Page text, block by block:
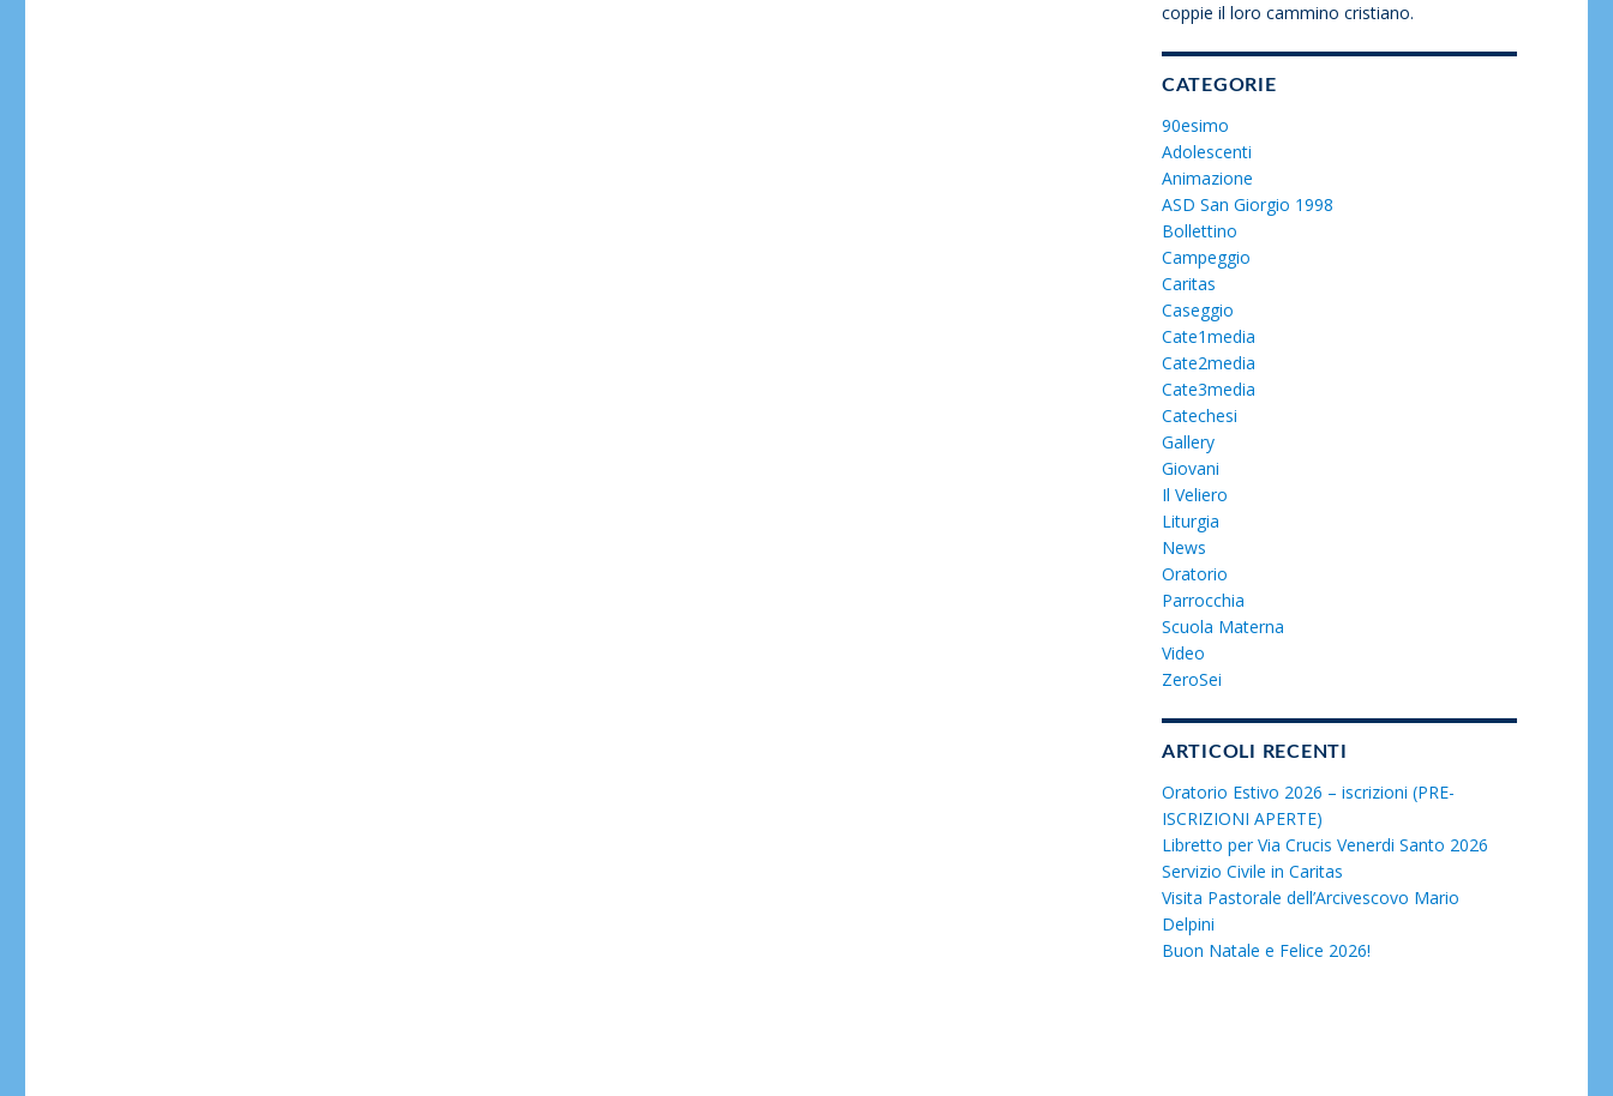
coppie il loro cammino cristiano.
CATEGORIE
90esimo
Adolescenti
Animazione
ASD San Giorgio 1998
Bollettino
Campeggio
Caritas
Caseggio
Cate1media
Cate2media
Cate3media
Catechesi
Gallery
Giovani
Il Veliero
Liturgia
News
Oratorio
Parrocchia
Scuola Materna
Video
ZeroSei
ARTICOLI RECENTI
Oratorio Estivo 2026 – iscrizioni (PRE-
ISCRIZIONI APERTE)
Libretto per Via Crucis Venerdi Santo 2026
Servizio Civile in Caritas
Visita Pastorale dell’Arcivescovo Mario
Delpini
Buon Natale e Felice 2026!